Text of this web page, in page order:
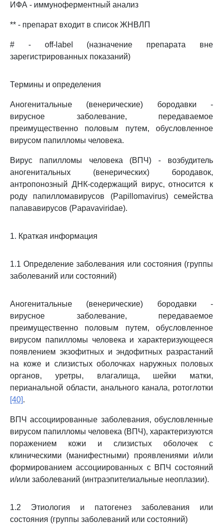
ИФА - иммуноферментный анализ
** - препарат входит в список ЖНВЛП
# - off-label (назначение препарата вне
зарегистрированных показаний)
Термины и определения
Аногенитальные (венерические) бородавки -
вирусное заболевание, передаваемое
преимущественно половым путем, обусловленное
вирусом папилломы человека.
Вирус папилломы человека (ВПЧ) - возбудитель
аногенитальных (венерических) бородавок,
антропонозный ДНК-содержащий вирус, относится к
роду папилломавирусов (Papillomavirus) семейства
папававирусов (Papavaviridae).
1. Краткая информация
1.1 Определение заболевания или состояния (группы
заболеваний или состояний)
Аногенитальные (венерические) бородавки -
вирусное заболевание, передаваемое
преимущественно половым путем, обусловленное
вирусом папилломы человека и характеризующееся
появлением экзофитных и эндофитных разрастаний
на коже и слизистых оболочках наружных половых
органов, уретры, влагалища, шейки матки,
перианальной области, анального канала, ротоглотки
[40].
ВПЧ ассоциированные заболевания, обусловленные
вирусом папилломы человека (ВПЧ), характеризуются
поражением кожи и слизистых оболочек с
клиническими (манифестными) проявлениями и/или
формированием ассоциированных с ВПЧ состояний
и/или заболеваний (интраэпителиальные неоплазии).
1.2 Этиология и патогенез заболевания или
состояния (группы заболеваний или состояний)